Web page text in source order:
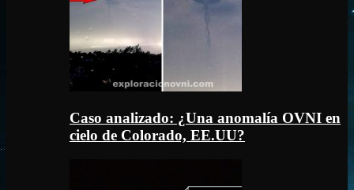
Caso analizado: ¿Una anomalía OVNI en
cielo de Colorado, EE.UU?